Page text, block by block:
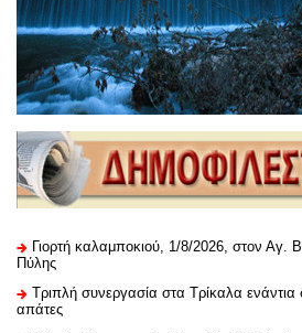
Γιορτή καλαμποκιού, 1/8/2026, στον Αγ.
Πύλης
Τριπλή συνεργασία στα Τρίκαλα ενάντια
απάτες